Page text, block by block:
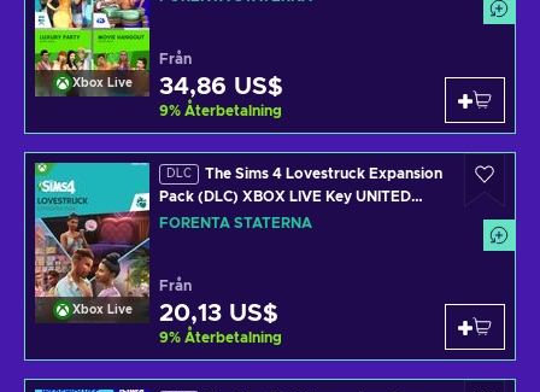
Xbox Live
Från
34,86 US$
9% Återbetalning
Xbox Live
DLC
The Sims 4 Lovestruck Expansion
Pack (DLC) XBOX LIVE Key UNITED
STATES
FÖRENTA STATERNA
Från
20,13 US$
9% Återbetalning